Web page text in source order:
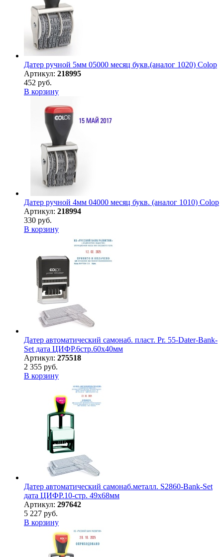
Датер ручной 5мм 05000 месяц букв.(аналог 1020) Colop
Артикул: 218995
452 руб.
В корзину
Датер ручной 4мм 04000 месяц букв. (аналог 1010) Colop
Артикул: 218994
330 руб.
В корзину
Датер автоматический самонаб. пласт. Pr. 55-Dater-Bank-
Set дата ЦИФР.6стр.60х40мм
Артикул: 275518
2 355 руб.
В корзину
Датер автоматический самонаб.металл. S2860-Bank-Set
дата ЦИФР.10-стр. 49х68мм
Артикул: 297642
5 227 руб.
В корзину